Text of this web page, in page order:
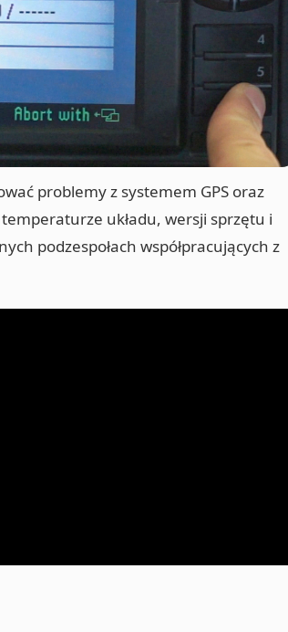
problemy z systemem GPS oraz
układu, wersji sprzętu i
podzespołach współpracujących z